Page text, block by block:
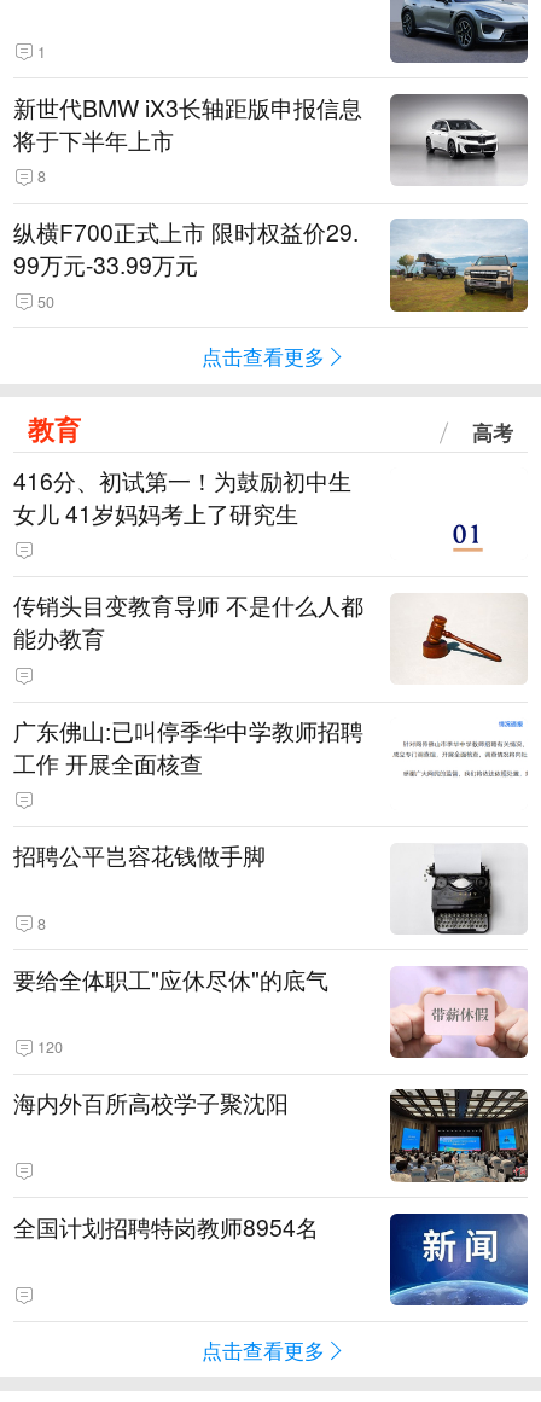
1
新世代BMW iX3长轴距版申报信息
将于下半年上市
8
纵横F700正式上市 限时权益价29.
99万元-33.99万元
50
点击查看更多
教育 高考
416分、初试第一！为鼓励初中生
女儿 41岁妈妈考上了研究生
传销头目变教育导师 不是什么人都
能办教育
广东佛山:已叫停季华中学教师招聘
工作 开展全面核查
招聘公平岂容花钱做手脚
8
要给全体职工"应休尽休"的底气
120
海内外百所高校学子聚沈阳
全国计划招聘特岗教师8954名
点击查看更多